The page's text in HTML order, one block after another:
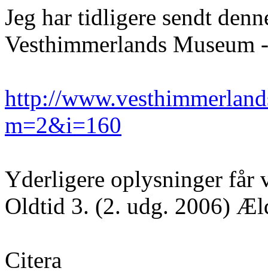
Jeg har tidligere sendt
Vesthimmerlands Museum -
http://
m=2&i=160
Yderligere oplysninger får
Oldtid 3. (2. udg. 2006)
Citera